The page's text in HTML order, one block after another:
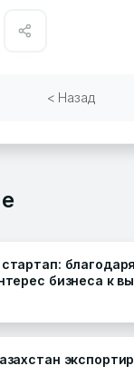
< Назад
бизнеса к